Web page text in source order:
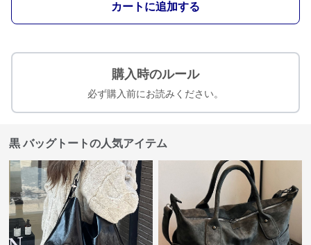
カートに追加する
購入時のルール
必ず購入前にお読みください。
黒 バッグトートの人気アイテム